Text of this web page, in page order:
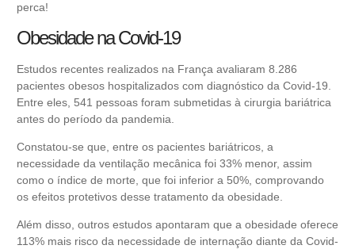
perca!
Obesidade na Covid-19
Estudos recentes realizados na França avaliaram 8.286
pacientes obesos hospitalizados com diagnóstico da Covid-19.
Entre eles, 541 pessoas foram submetidas à cirurgia bariátrica
antes do período da pandemia.
Constatou-se que, entre os pacientes bariátricos, a
necessidade da ventilação mecânica foi 33% menor, assim
como o índice de morte, que foi inferior a 50%, comprovando
os efeitos protetivos desse tratamento da obesidade.
Além disso, outros estudos apontaram que a obesidade oferece
113% mais risco da necessidade de internação diante da Covid-